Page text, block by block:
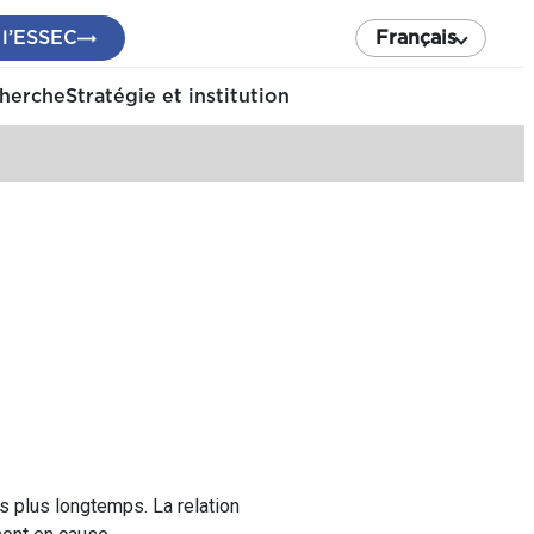
Français
Stratégie et institution
plus longtemps. La relation